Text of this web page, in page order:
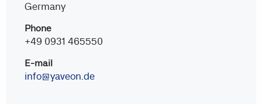
Germany
Phone
+49 0931 465550
E-mail
info@yaveon.de